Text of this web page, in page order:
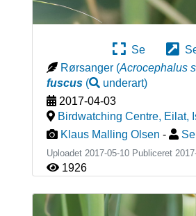
Se
Rørsanger (Acrocephalus
fuscus( underart)
2017-04-03
Birdwatching Centre, Eilat,
Klaus Malling Olsen -
Uploadet 2017-05-10 Publiceret
1926